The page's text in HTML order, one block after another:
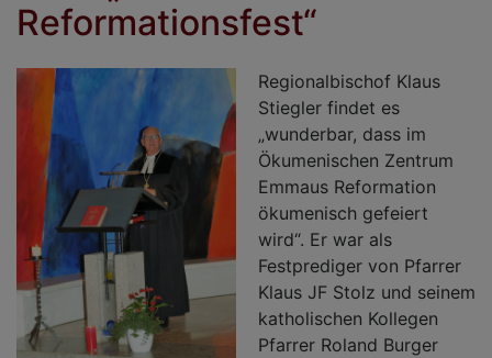
Reformationsfest“
Regionalbischof Klaus
Stiegler findet es
„wunderbar, dass im
Ökumenischen Zentrum
Emmaus Reformation
ökumenisch gefeiert
wird“. Er war als
Festprediger von Pfarrer
Klaus JF Stolz und seinem
katholischen Kollegen
Pfarrer Roland Burger